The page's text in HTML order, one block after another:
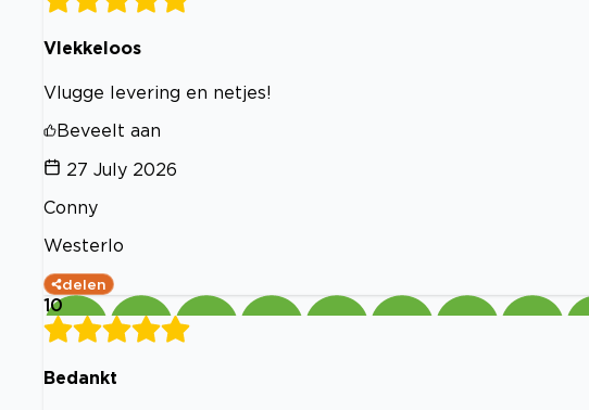
Vlekkeloos
Vlugge levering en netjes!
Beveelt aan
27 July 2026
Conny
Westerlo
delen
10
Bedankt